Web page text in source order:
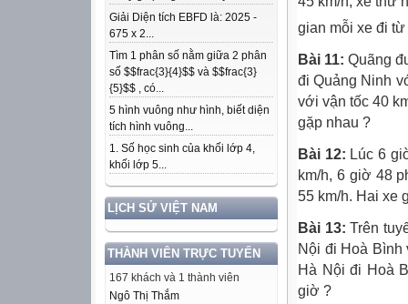
Giải Diện tích EBFD là: 2025 -
675 x 2...
Tìm 1 phân số nằm giữa 2 phân
số $$frac{3}{4}$$ và $$frac{3}
{5}$$ , có...
5 hình vuông như hình, biết diện
tích hình vuông...
1. Số học sinh của khối lớp 4,
khối lớp 5...
LỊCH SỬ VIỆT NAM
THÀNH VIÊN TRỰC TUYẾN
167 khách và 1 thành viên
Ngô Thị Thắm
gian mỗi xe đi
Bài 11: Quãng
đi Quảng Ninh
với vận tốc 40
gặp nhau ?
Bài 12: Lúc 6
km/h, 6 giờ 48
55 km/h. Hai xe
Bài 13: Trên
Nội đi Hoà Bình
Hà Nội đi Hoà
giờ ?